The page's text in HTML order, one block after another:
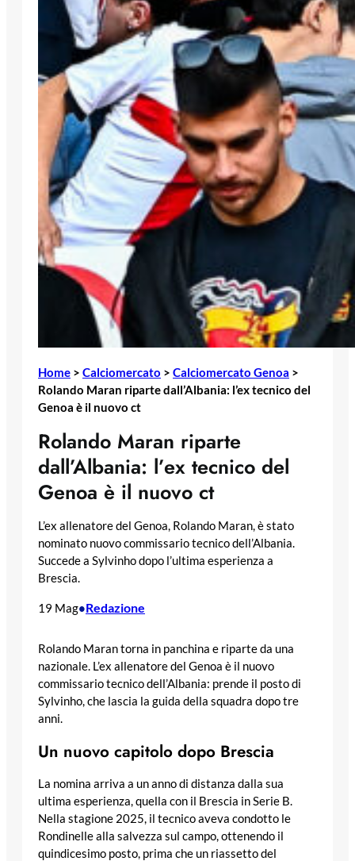
Home > Calciomercato > Calciomercato Genoa >
Rolando Maran riparte dall’Albania: l’ex tecnico del
Genoa è il nuovo ct
Rolando Maran riparte
dall’Albania: l’ex tecnico del
Genoa è il nuovo ct
L’ex allenatore del Genoa, Rolando Maran, è stato
nominato nuovo commissario tecnico dell’Albania.
Succede a Sylvinho dopo l’ultima esperienza a
Brescia.
19 Mag•Redazione
Rolando Maran torna in panchina e riparte da una
nazionale. L’ex allenatore del Genoa è il nuovo
commissario tecnico dell’Albania: prende il posto di
Sylvinho, che lascia la guida della squadra dopo tre
anni.
Un nuovo capitolo dopo Brescia
La nomina arriva a un anno di distanza dalla sua
ultima esperienza, quella con il Brescia in Serie B.
Nella stagione 2025, il tecnico aveva condotto le
Rondinelle alla salvezza sul campo, ottenendo il
quindicesimo posto, prima che un riassetto del